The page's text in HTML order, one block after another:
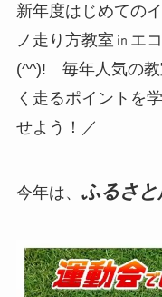
新年度はじめての
ノ走り方教室㏌エ
(^^)! 毎年人気の教
く走るポイントを
せよう！／
今年は、 ふるさと